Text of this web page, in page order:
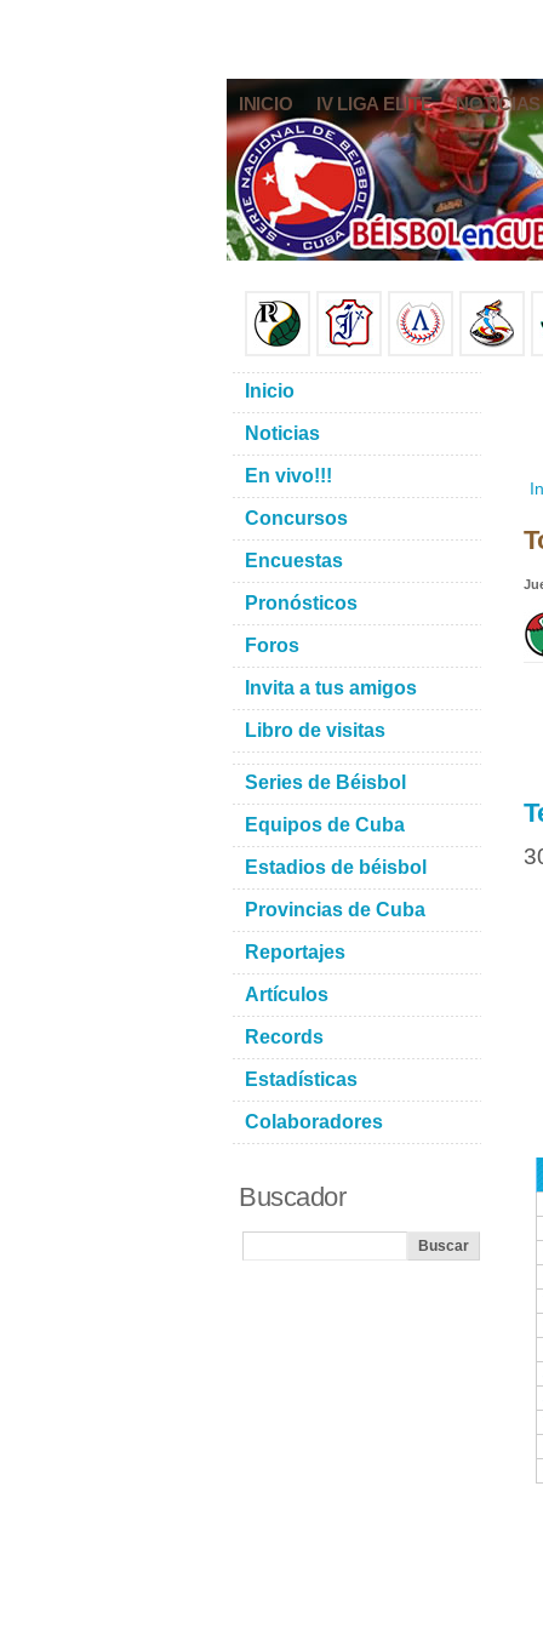
INICIO IV LIGA ELITE NOTICIAS
Inicio
Noticias
En vivo!!!
Concursos
Encuestas
Pronósticos
Foros
Invita a tus amigos
Libro de visitas
Series de Béisbol
Equipos de Cuba
Estadios de béisbol
Provincias de Cuba
Reportajes
Artículos
Records
Estadísticas
Colaboradores
Buscador